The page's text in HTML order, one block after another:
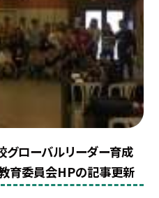
グローバルリーダー育成
委員会HPの記事更新